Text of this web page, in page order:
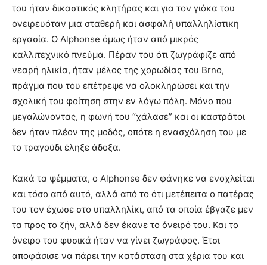
του ήταν δικαστικός κλητήρας και για τον γιόκα του
ονειρευόταν μια σταθερή και ασφαλή υπαλληλίστικη
εργασία. Ο Alphonse όμως ήταν από μικρός
καλλιτεχνικό πνεύμα. Πέραν του ότι ζωγράφιζε από
νεαρή ηλικία, ήταν μέλος της χορωδίας του Brno,
πράγμα που του επέτρεψε να ολοκληρώσει και την
σχολική του φοίτηση στην εν λόγω πόλη. Μόνο που
μεγαλώνοντας, η φωνή του “χάλασε” και οι καστράτοι
δεν ήταν πλέον της μοδός, οπότε η ενασχόληση του με
το τραγούδι έληξε άδοξα.
Κακά τα ψέμματα, ο Alphonse δεν φάνηκε να ενοχλείται
και τόσο από αυτό, αλλά από το ότι μετέπειτα ο πατέρας
του τον έχωσε στο υπαλληλίκι, από τα οποία έβγαζε μεν
τα προς το ζήν, αλλά δεν έκανε το όνειρό του. Και το
όνειρο του φυσικά ήταν να γίνει ζωγράφος. Έτσι
αποφάσισε να πάρει την κατάσταση στα χέρια του και